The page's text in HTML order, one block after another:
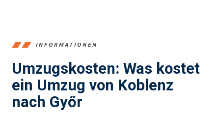
INFORMATIONEN
Umzugskosten: Was kostet
ein Umzug von Koblenz
nach Győr